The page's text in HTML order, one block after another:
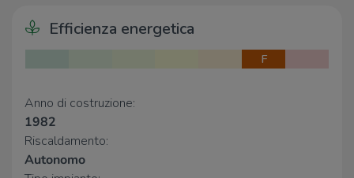
EuroSpin
Migros
Supermercati
Efficienza energetica
F
Anno di costruzione:
1982
Riscaldamento:
Autonomo